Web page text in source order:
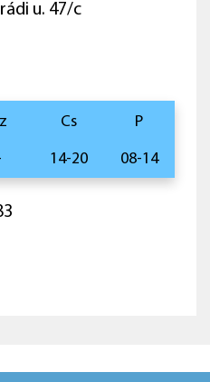
u. 47/c
Cs P
14-20 08-14